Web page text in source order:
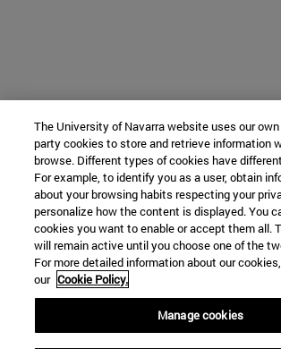
The University of Navarra website uses our
party cookies to store and retrieve information
browse. Different types of cookies have
For example, to identify you as a user, obtain
about your browsing habits respecting your
personalize how the content is displayed. You
cookies you want to enable or accept them all.
will remain active until you choose one of the
For more detailed information about our
our Cookie Policy.
Manage cookies